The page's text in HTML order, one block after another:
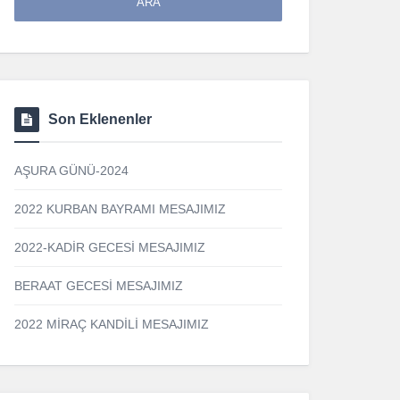
Son Eklenenler
AŞURA GÜNÜ-2024
2022 KURBAN BAYRAMI MESAJIMIZ
2022-KADİR GECESİ MESAJIMIZ
BERAAT GECESİ MESAJIMIZ
2022 MİRAÇ KANDİLİ MESAJIMIZ